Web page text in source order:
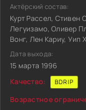
Актёрский состав:
Курт Рассел, Стивен
Легуизамо, Оливер
Вонг, Лен Кариу, Уип
Дата выхода:
15 марта 1996
Качество:
BDRIP
Возрастное